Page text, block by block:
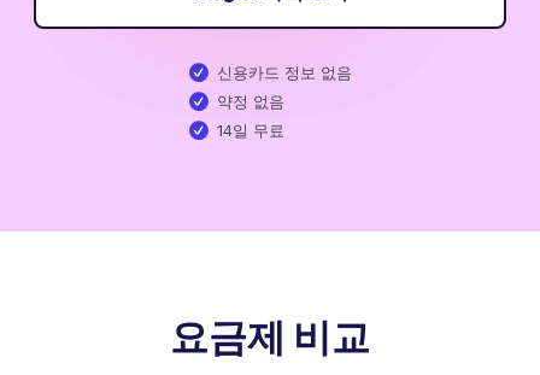
신용카드 정보 없음
약정 없음
14일 무료
요금제 비교